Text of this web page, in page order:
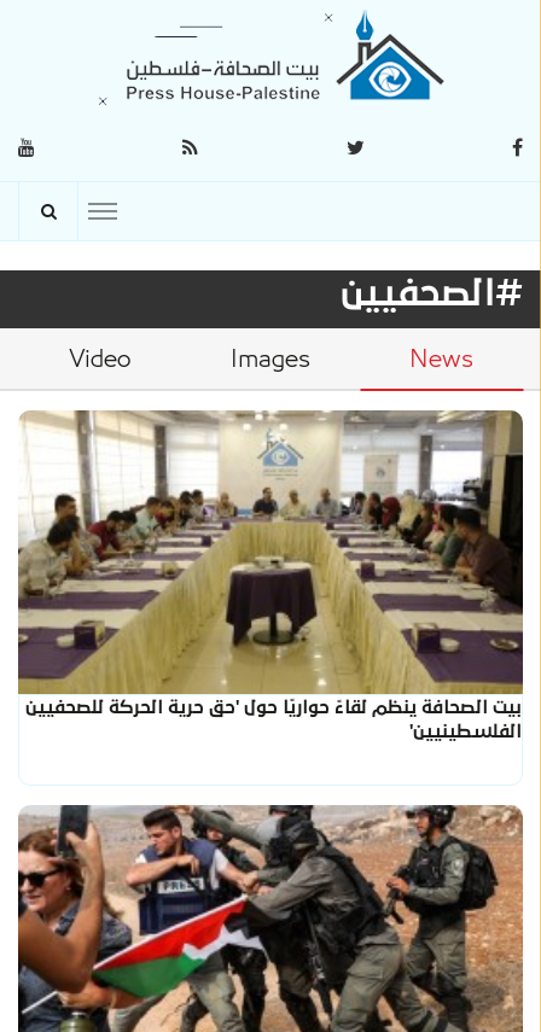
#الصحفيين
News
Images
Video
بيت الصحافة ينظم لقاءً حواريًا حول 'حق حرية الحركة للصحفيين
الفلسطينيين'